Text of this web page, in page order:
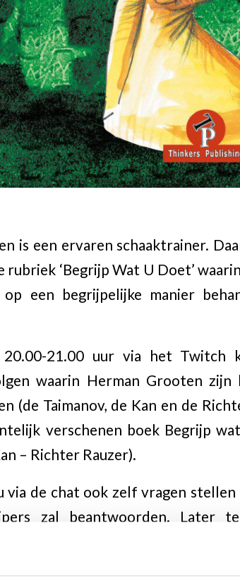
is een ervaren schaaktrainer.
rubriek ‘Begrijp Wat U Doet’
een begrijpelijke manier
21.00 uur via het Twitch
waarin Herman Grooten
(de Taimanov, de Kan en de
verschenen boek Begrijp
– Richter Rauzer).
via de chat ook zelf vragen stellen
zal beantwoorden. Later